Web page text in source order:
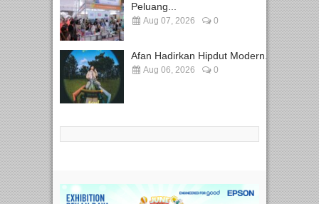
Peluang...
Aug 07, 2026 0
Afan Hadirkan Hipdut Modern...
Aug 06, 2026 0